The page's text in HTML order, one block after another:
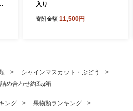
入り
寄附金額 11,500円
シャインマスカット・ぶどう
め合わせ約3kg箱
ング
果物類ランキング